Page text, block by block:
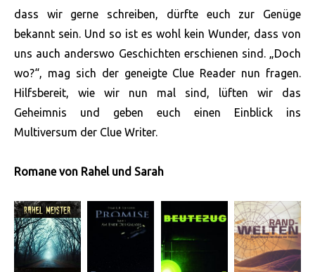
dass wir gerne schreiben, dürfte euch zur Genüge
bekannt sein. Und so ist es wohl kein Wunder, dass von
uns auch anderswo Geschichten erschienen sind. „Doch
wo?“, mag sich der geneigte Clue Reader nun fragen.
Hilfsbereit, wie wir nun mal sind, lüften wir das
Geheimnis und geben euch einen Einblick ins
Multiversum der Clue Writer.
Romane von Rahel und Sarah